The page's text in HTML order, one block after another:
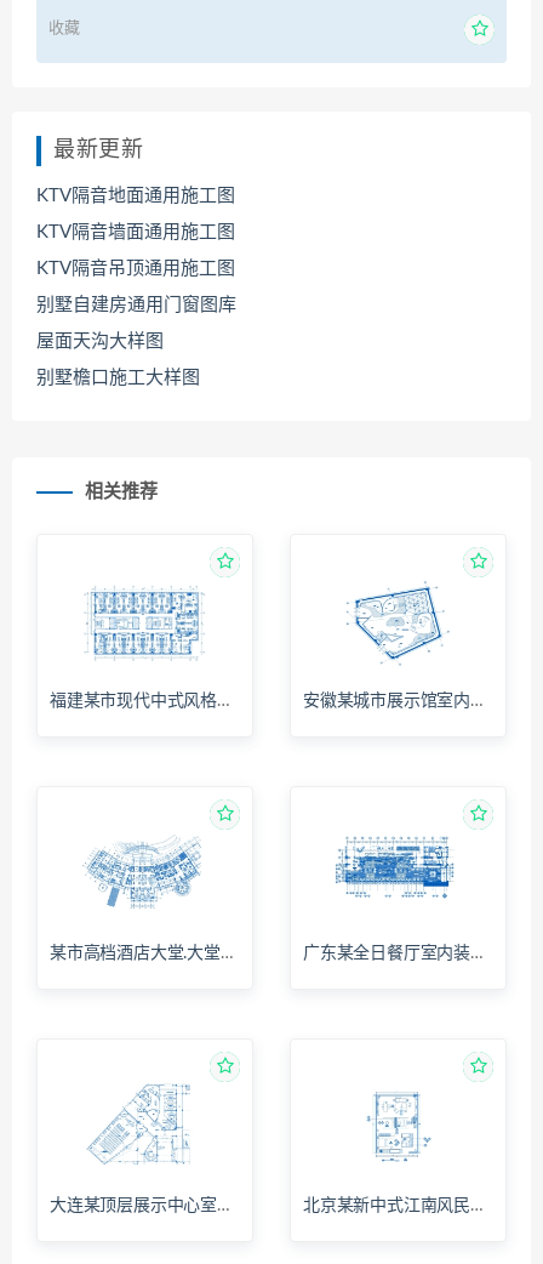
收藏
最新更新
KTV隔音地面通用施工图
KTV隔音墙面通用施工图
KTV隔音吊顶通用施工图
别墅自建房通用门窗图库
屋面天沟大样图
别墅檐口施工大样图
相关推荐
福建某市现代中式风格酒店全套施工图（平面+立面+大样） 安徽某城市展示馆室内施工图（平面+立面+大样）
某市高档酒店大堂.大堂吧全套施工图（平面+立面+大样） 广东某全日餐厅室内装修设计施工图（平面+立面+大样）
大连某顶层展示中心室内装修施工图（平面+立面+大样） 北京某新中式江南风民宿室内施工图（平面+立面+大样）